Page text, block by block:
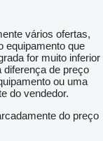
vários ofertas,
equipamento que
for muito inferior
diferença de preço
ou uma
do vendedor.
do preço